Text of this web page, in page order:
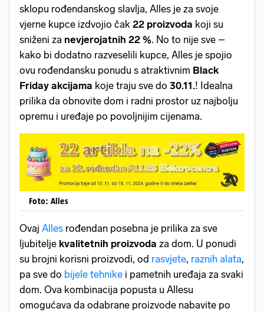
sklopu rođendanskog slavlja, Alles je za svoje
vjerne kupce izdvojio čak 22 proizvoda koji su
sniženi za nevjerojatnih 22 %. No to nije sve –
kako bi dodatno razveselili kupce, Alles je spojio
ovu rođendansku ponudu s atraktivnim Black
Friday akcijama koje traju sve do 30.11.! Idealna
prilika da obnovite dom i radni prostor uz najbolju
opremu i uređaje po povoljnijim cijenama.
Foto: Alles
Ovaj Alles rođendan posebna je prilika za sve
ljubitelje kvalitetnih proizvoda za dom. U ponudi
su brojni korisni proizvodi, od rasvjete, raznih alata,
pa sve do bijele tehnike i pametnih uređaja za svaki
dom. Ova kombinacija popusta u Allesu
omogućava da odabrane proizvode nabavite po